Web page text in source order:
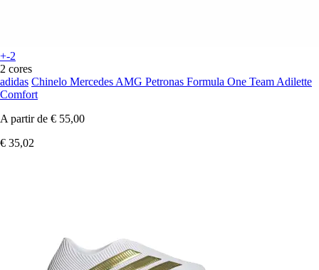
+-2
2 cores
adidas Chinelo Mercedes AMG Petronas Formula One Team Adilette
Comfort
A partir de € 55,00
€ 35,02